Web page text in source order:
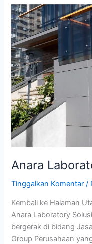
Anara
Tinggalkan Komentar /
Kembali ke Halaman
Anara Laboratory
bergerak di bidang
Group Perusahaan
Anara
Laboratory
Solusindo